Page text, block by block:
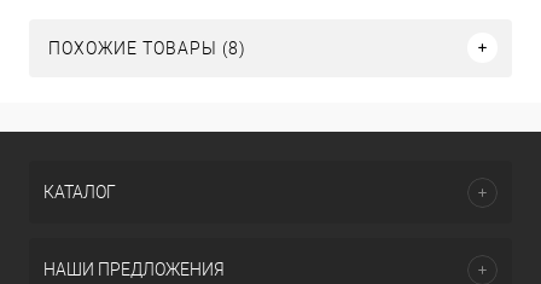
ПОХОЖИЕ ТОВАРЫ (8)
КАТАЛОГ
НАШИ ПРЕДЛОЖЕНИЯ